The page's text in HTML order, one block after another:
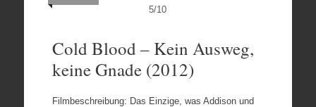
5/10
Cold Blood – Kein Ausweg,
keine Gnade (2012)
Filmbeschreibung: Das Einzige, was Addison und